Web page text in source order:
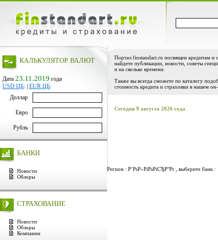
КАЛЬКУЛЯТОР ВАЛЮТ
Дата 23.11.2019 года
USD ЦБ: EUR ЦБ:
Доллар
Евро
Рубль
БАНКИ
Новости
Обзоры
СТРАХОВАНИЕ
Новости
Обзоры
Компании
Портал finstandart.ru посвящен кредитам и
найдете публикации, новости, советы
и на сколько времени.
Также вы всегда сможете по каталогу
стоимость кредита и страховки в нашем
Сегодня 9 августа 2026 года
Регион : Р’РѕР»РіРѕРіСЂР°Рґ , выберите банк :